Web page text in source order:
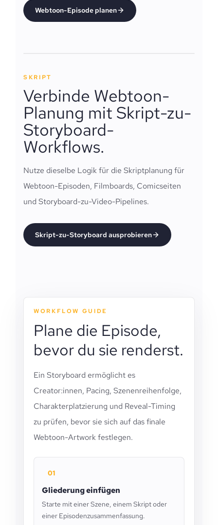
Webtoon-Episode planen
SKRIPT
Verbinde Webtoon-
Planung mit Skript-zu-
Storyboard-
Workflows.
Nutze dieselbe Logik für die Skriptplanung für
Webtoon-Episoden, Filmboards, Comicseiten
und Storyboard-zu-Video-Pipelines.
Skript-zu-Storyboard ausprobieren
WORKFLOW GUIDE
Plane die Episode,
bevor du sie renderst.
Ein Storyboard ermöglicht es
Creator:innen, Pacing, Szenenreihenfolge,
Charakterplatzierung und Reveal-Timing
zu prüfen, bevor sie sich auf das finale
Webtoon-Artwork festlegen.
01
Gliederung einfügen
Starte mit einer Szene, einem Skript oder
einer Episodenzusammenfassung.